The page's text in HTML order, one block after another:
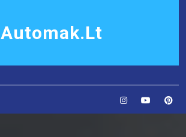
Automak.lt